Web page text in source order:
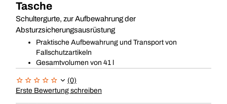
Tasche
Schultergurte, zur Aufbewahrung der
Absturzsicherungsausrüstung
Praktische Aufbewahrung und Transport von
Fallschutzartikeln
Gesamtvolumen von 41 l
(0)
Erste Bewertung schreiben